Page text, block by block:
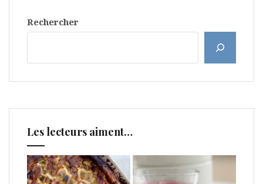
Rechercher
Les lecteurs aiment…